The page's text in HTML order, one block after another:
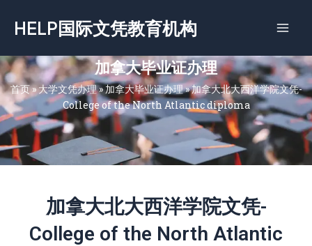
容
HELP国际文凭教育机构
加拿大毕业证办理
首页»大学文凭办理»加拿大毕业证办理»加拿大北大西洋学院文凭-
College of the North Atlantic diploma
加拿大北大西洋学院文凭-
College of the North Atlantic